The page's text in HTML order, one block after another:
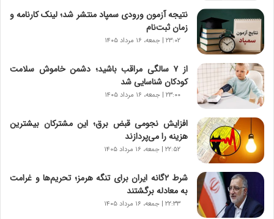
ش
ن
س
ت
|
ب
ر
ن
ا
م
ج
د
ا
نتیجه آزمون ورودی سمپاد منتشر شد؛ لینک کارنامه و
زمان ثبت‌نام
۲۳:۰۲ | جمعه، ۱۶ مرداد ۱۴۰۵
از ۷ سالگی مراقب باشید؛ دشمن خاموش سلامت
کودکان شناسایی شد
۲۳:۰۰ | جمعه، ۱۶ مرداد ۱۴۰۵
افزایش نجومی قبض برق؛ این مشترکان بیشترین
هزینه را می‌پردازند
۲۲:۵۲ | جمعه، ۱۶ مرداد ۱۴۰۵
شرط ۲گانه ایران برای تنگه هرمز؛ تحریم‌ها و غرامت
به معادله برگشتند
۲۲:۳۳ | جمعه، ۱۶ مرداد ۱۴۰۵